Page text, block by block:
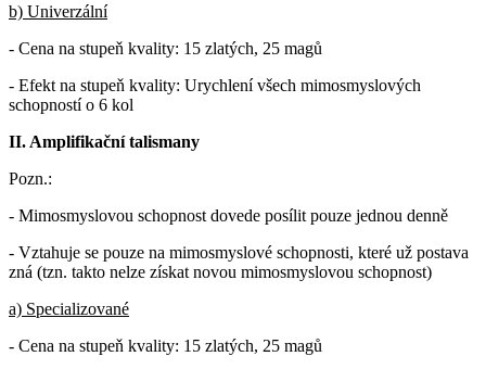
b) Univerzální
- Cena na stupeň kvality: 15 zlatých, 25 magů
- Efekt na stupeň kvality: Urychlení všech mimosmyslových
schopností o 6 kol
II. Amplifikační talismany
Pozn.:
- Mimosmyslovou schopnost dovede posílit pouze jednou denně
- Vztahuje se pouze na mimosmyslové schopnosti, které už postava
zná (tzn. takto nelze získat novou mimosmyslovou schopnost)
a) Specializované
- Cena na stupeň kvality: 15 zlatých, 25 magů